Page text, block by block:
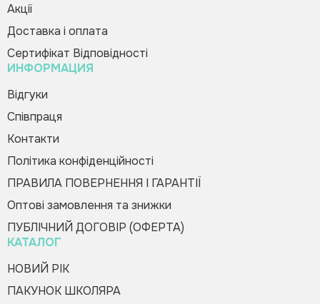
Оформити замовлення
Акції
Доставка і оплата
Сертифікат Відповідності
ИНФОРМАЦИЯ
Відгуки
Співпраця
Контакти
Політика конфіденційності
ПРАВИЛА ПОВЕРНЕННЯ І ГАРАНТІЇ
Оптові замовлення та знижки
ПУБЛІЧНИЙ ДОГОВІР (ОФЕРТА)
КАТАЛОГ
НОВИЙ РІК
ПАКУНОК ШКОЛЯРА